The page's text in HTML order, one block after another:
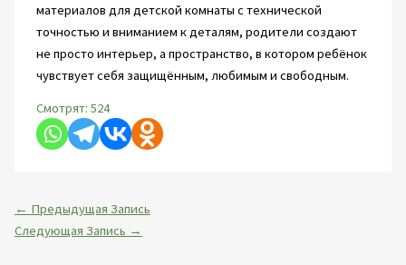
материалов для детской комнаты с технической
точностью и вниманием к деталям, родители создают
не просто интерьер, а пространство, в котором ребёнок
чувствует себя защищённым, любимым и свободным.
Смотрят: 524
← Предыдущая Запись
Следующая Запись →